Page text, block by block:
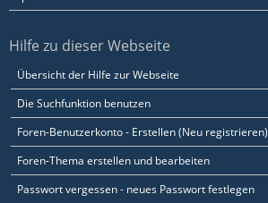
Hilfe zu dieser Webseite
Übersicht der Hilfe zur Webseite
Die Suchfunktion benutzen
Foren-Benutzerkonto - Erstellen (Neu registrieren)
Foren-Thema erstellen und bearbeiten
Passwort vergessen - neues Passwort festlegen